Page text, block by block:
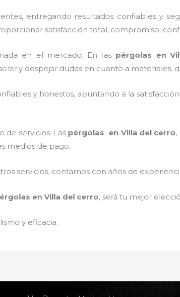
entregando resultados confiables y
satisfacción total, compromiso,
en el mercado. En las pérgolas en
y despejar dudas en cuanto a materiales,
y honestos, apuntando a la
servicios. Las pérgolas en Villa del cerro,
medios de pago.
servicios, contamos con años de
en Villa del cerro, será tu mejor
y eficacia.